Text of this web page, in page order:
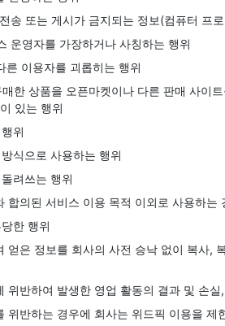
송 또는 게시가 금지되는 정보(컴퓨터 프
운영자를 가장하거나 사칭하는 행위
이용자를 괴롭히는 행위
한 상품을 오픈마켓이나 다른 판매 사이
있는 행위
위
식으로 사용하는 행위
려쓰는 행위
합의된 서비스 이용 목적 이외로 사용하는
한 행위
얻은 정보를 회사의 사전 승낙 없이 복사,
반하여 발생한 영업 활동의 결과 및 손
반하는 경우에 회사는 위드픽 이용을 제